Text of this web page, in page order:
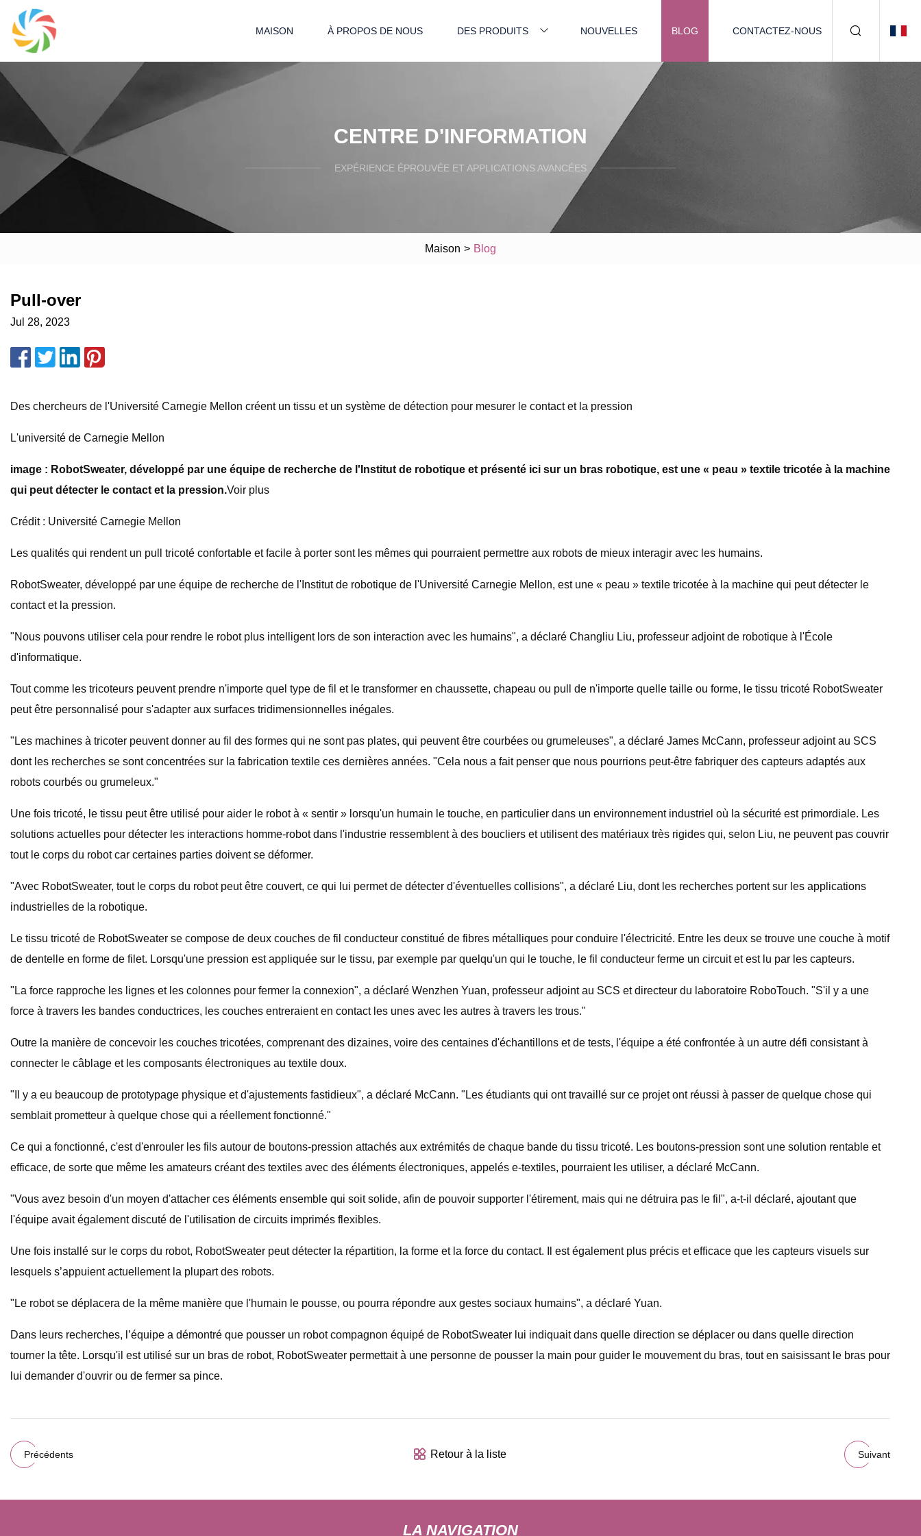
MAISON À PROPOS DE NOUS DES PRODUITS NOUVELLES BLOG CONTACTEZ-NOUS
CENTRE D'INFORMATION
EXPÉRIENCE ÉPROUVÉE ET APPLICATIONS AVANCÉES
Maison > Blog
Pull-over
Jul 28, 2023
Des chercheurs de l'Université Carnegie Mellon créent un tissu et un système de détection pour mesurer le contact et la pression
L'université de Carnegie Mellon
image : RobotSweater, développé par une équipe de recherche de l'Institut de robotique et présenté ici sur un bras robotique, est une « peau » textile tricotée à la machine
qui peut détecter le contact et la pression.Voir plus
Crédit : Université Carnegie Mellon
Les qualités qui rendent un pull tricoté confortable et facile à porter sont les mêmes qui pourraient permettre aux robots de mieux interagir avec les humains.
RobotSweater, développé par une équipe de recherche de l'Institut de robotique de l'Université Carnegie Mellon, est une « peau » textile tricotée à la machine qui peut détecter le
contact et la pression.
"Nous pouvons utiliser cela pour rendre le robot plus intelligent lors de son interaction avec les humains", a déclaré Changliu Liu, professeur adjoint de robotique à l'École
d'informatique.
Tout comme les tricoteurs peuvent prendre n'importe quel type de fil et le transformer en chaussette, chapeau ou pull de n'importe quelle taille ou forme, le tissu tricoté RobotSweater
peut être personnalisé pour s'adapter aux surfaces tridimensionnelles inégales.
"Les machines à tricoter peuvent donner au fil des formes qui ne sont pas plates, qui peuvent être courbées ou grumeleuses", a déclaré James McCann, professeur adjoint au SCS
dont les recherches se sont concentrées sur la fabrication textile ces dernières années. "Cela nous a fait penser que nous pourrions peut-être fabriquer des capteurs adaptés aux
robots courbés ou grumeleux."
Une fois tricoté, le tissu peut être utilisé pour aider le robot à « sentir » lorsqu'un humain le touche, en particulier dans un environnement industriel où la sécurité est primordiale. Les
solutions actuelles pour détecter les interactions homme-robot dans l'industrie ressemblent à des boucliers et utilisent des matériaux très rigides qui, selon Liu, ne peuvent pas couvrir
tout le corps du robot car certaines parties doivent se déformer.
"Avec RobotSweater, tout le corps du robot peut être couvert, ce qui lui permet de détecter d'éventuelles collisions", a déclaré Liu, dont les recherches portent sur les applications
industrielles de la robotique.
Le tissu tricoté de RobotSweater se compose de deux couches de fil conducteur constitué de fibres métalliques pour conduire l'électricité. Entre les deux se trouve une couche à motif
de dentelle en forme de filet. Lorsqu'une pression est appliquée sur le tissu, par exemple par quelqu'un qui le touche, le fil conducteur ferme un circuit et est lu par les capteurs.
"La force rapproche les lignes et les colonnes pour fermer la connexion", a déclaré Wenzhen Yuan, professeur adjoint au SCS et directeur du laboratoire RoboTouch. "S'il y a une
force à travers les bandes conductrices, les couches entreraient en contact les unes avec les autres à travers les trous."
Outre la manière de concevoir les couches tricotées, comprenant des dizaines, voire des centaines d'échantillons et de tests, l'équipe a été confrontée à un autre défi consistant à
connecter le câblage et les composants électroniques au textile doux.
"Il y a eu beaucoup de prototypage physique et d'ajustements fastidieux", a déclaré McCann. "Les étudiants qui ont travaillé sur ce projet ont réussi à passer de quelque chose qui
semblait prometteur à quelque chose qui a réellement fonctionné."
Ce qui a fonctionné, c'est d'enrouler les fils autour de boutons-pression attachés aux extrémités de chaque bande du tissu tricoté. Les boutons-pression sont une solution rentable et
efficace, de sorte que même les amateurs créant des textiles avec des éléments électroniques, appelés e-textiles, pourraient les utiliser, a déclaré McCann.
"Vous avez besoin d'un moyen d'attacher ces éléments ensemble qui soit solide, afin de pouvoir supporter l'étirement, mais qui ne détruira pas le fil", a-t-il déclaré, ajoutant que
l'équipe avait également discuté de l'utilisation de circuits imprimés flexibles.
Une fois installé sur le corps du robot, RobotSweater peut détecter la répartition, la forme et la force du contact. Il est également plus précis et efficace que les capteurs visuels sur
lesquels s’appuient actuellement la plupart des robots.
"Le robot se déplacera de la même manière que l'humain le pousse, ou pourra répondre aux gestes sociaux humains", a déclaré Yuan.
Dans leurs recherches, l’équipe a démontré que pousser un robot compagnon équipé de RobotSweater lui indiquait dans quelle direction se déplacer ou dans quelle direction
tourner la tête. Lorsqu'il est utilisé sur un bras de robot, RobotSweater permettait à une personne de pousser la main pour guider le mouvement du bras, tout en saisissant le bras pour
lui demander d'ouvrir ou de fermer sa pince.
Précédents Retour à la liste Suivant
LA NAVIGATION